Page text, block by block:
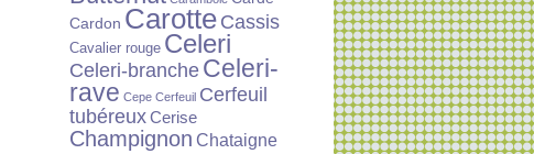
Cardon Carotte Cassis
Cavalier rouge Celeri
Celeri-branche Celeri-
rave Cepe Cerfeuil Cerfeuil
tubéreuxCerise
Champignon Chataigne